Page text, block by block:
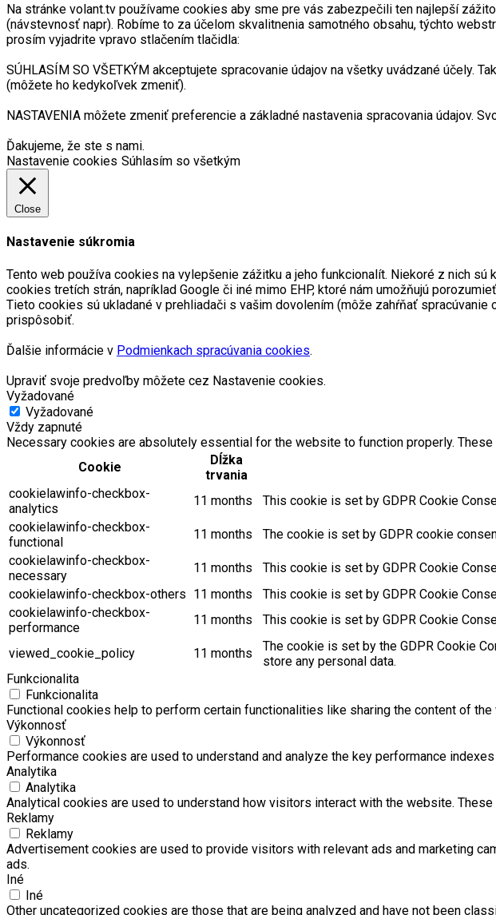
Na stránke volant.tv používame cookies aby sme pre vás zabezpečili ten najlepší
(návstevnosť napr). Robíme to za účelom skvalitnenia samotného obsahu, týchto
prosím vyjadrite vpravo stlačením tlačidla:
SÚHLASÍM SO VŠETKÝM akceptujete spracovanie údajov na všetky uvádzané účely.
(môžete ho kedykoľvek zmeniť).
NASTAVENIA môžete zmeniť preferencie a základné nastavenia spracovania údajov.
Ďakujeme, že ste s nami.
Nastavenie cookies Súhlasím so všetkým
Close
Nastavenie súkromia
Tento web používa cookies na vylepšenie zážitku a jeho funkcionalít. Niekoré z nich
cookies tretích strán, napríklad Google či iné mimo EHP, ktoré nám umožňujú
Tieto cookies sú ukladané v prehliadači s vašim dovolením (môže zahŕňať
prispôsobiť.
Ďalšie informácie v Podmienkach spracúvania cookies.
Upraviť svoje predvoľby môžete cez Nastavenie cookies.
Vyžadované
Vyžadované
Vždy zapnuté
Necessary cookies are absolutely essential for the website to function properly.
Cookie
Dĺžka
trvania
cookielawinfo-checkbox-
analytics
11 months
This cookie is set by GDPR Cookie
cookielawinfo-checkbox-
functional
11 months
The cookie is set by GDPR cookie
cookielawinfo-checkbox-
necessary
11 months
This cookie is set by GDPR Cookie
cookielawinfo-checkbox-others 11 months
This cookie is set by GDPR Cookie
cookielawinfo-checkbox-
performance
11 months This cookie is set by GDPR Cookie
viewed_cookie_policy 11 months
The cookie is set by the GDPR Cookie
store any personal data.
Funkcionalita
Funkcionalita
Functional cookies help to perform certain functionalities like sharing the content of
Výkonnosť
Výkonnosť
Performance cookies are used to understand and analyze the key performance
Analytika
Analytika
Analytical cookies are used to understand how visitors interact with the website.
Reklamy
Reklamy
Advertisement cookies are used to provide visitors with relevant ads and marketing
ads.
Iné
Iné
Other uncategorized cookies are those that are being analyzed and have not been